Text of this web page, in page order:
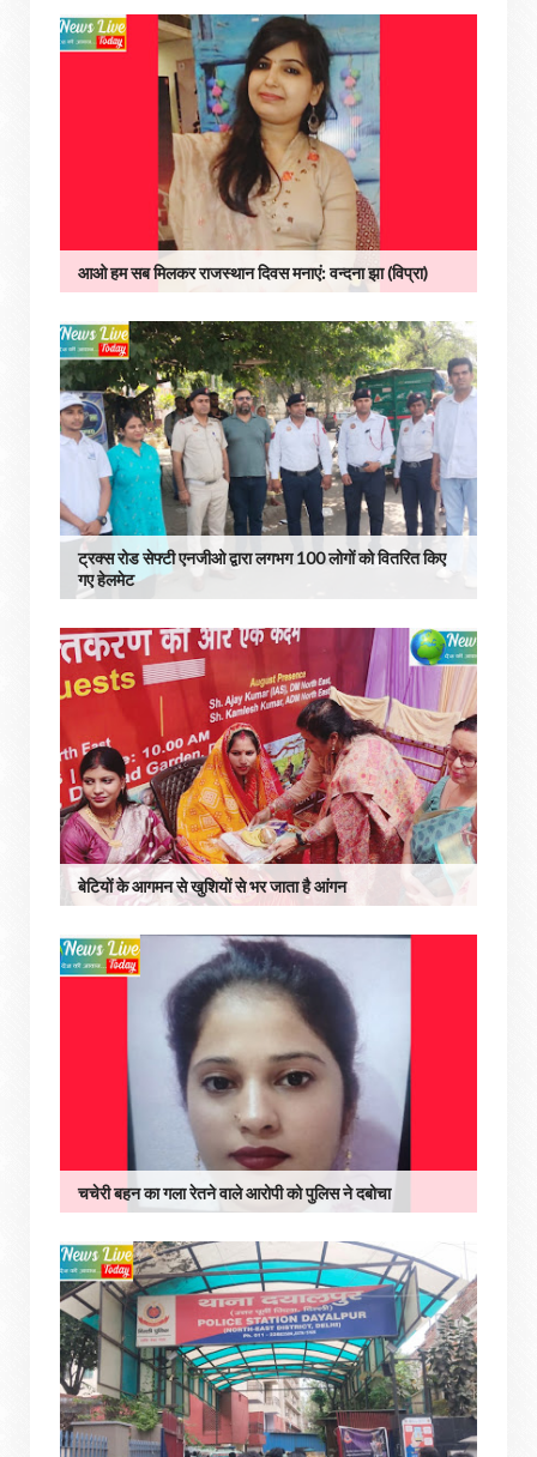
आओ हम सब मिलकर राजस्थान दिवस मनाएं: वन्दना झा (विप्रा)
ट्रक्स रोड सेफ्टी एनजीओ द्वारा लगभग 100 लोगों को वितरित किए
गए हेलमेट
बेटियों के आगमन से खुशियों से भर जाता है आंगन
चचेरी बहन का गला रेतने वाले आरोपी को पुलिस ने दबोचा